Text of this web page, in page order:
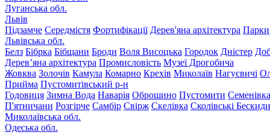
Луганська обл.
Львів
Підзамче Середмістя Фортифікації Дерев'яна архітектура Парки
Львівська обл.
Белз Бібрка Бібщани Броди Воля Висоцька Городок Дністер
Дерев’яна архітектура Промисловість Музеї Дрогобича
Жовква Золочів Камула Комарно Крехів Миколаїв Нагуєвичі
Прийма Пустомитівський р-н
Годовиця Зимна Вода Наварія Оброшино Пустомити Семенівка
П'ятничани Розгірче Самбір Свірж Скелівка Сколівські Бескиди
Миколаївська обл.
Одеська обл.